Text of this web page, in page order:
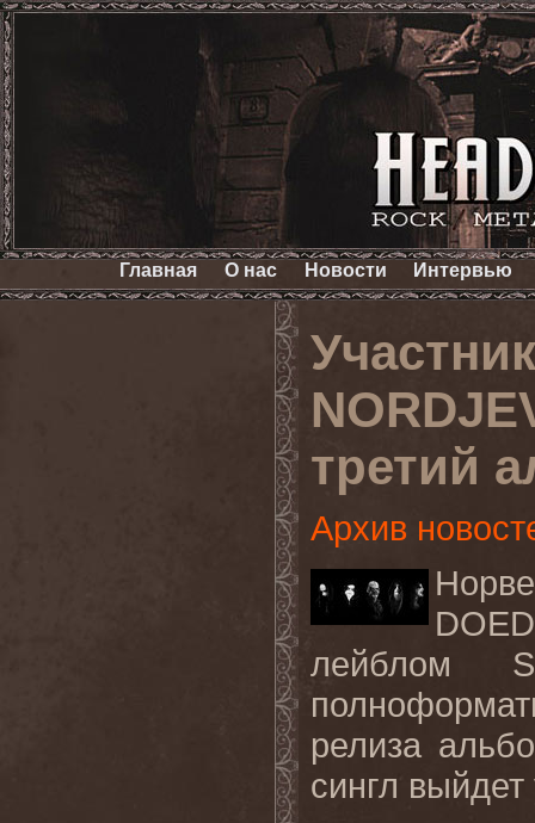
Главная О нас Новости Интервью
третий
Архив
лейблом
релиза
сингл